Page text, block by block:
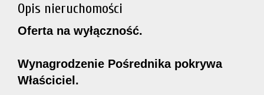
Opis nieruchomości
Oferta na wyłączność.
Wynagrodzenie Pośrednika pokrywa
Właściciel.